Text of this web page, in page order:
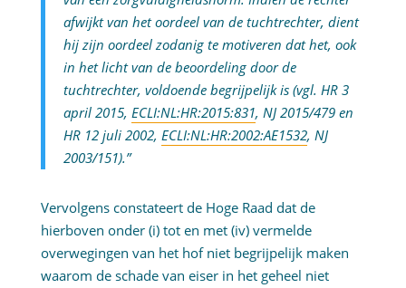
afwijkt van het oordeel van de tuchtrechter, dient
hij zijn oordeel zodanig te motiveren dat het, ook
in het licht van de beoordeling door de
tuchtrechter, voldoende begrijpelijk is (vgl. HR 3
april 2015, ECLI:NL:HR:2015:831, NJ 2015/479 en
HR 12 juli 2002, ECLI:NL:HR:2002:AE1532, NJ
2003/151).”
Vervolgens constateert de Hoge Raad dat de
hierboven onder (i) tot en met (iv) vermelde
overwegingen van het hof niet begrijpelijk maken
waarom de schade van eiser in het geheel niet